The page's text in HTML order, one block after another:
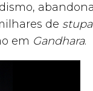
de
em Gandhara.